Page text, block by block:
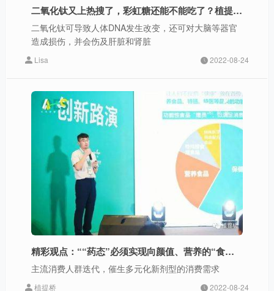
二氧化钛又上热搜了，彩虹糖还能不能吃了？植提桥有话说
二氧化钛可导致人体DNA发生改变，还可对大脑等器官
造成损伤，并会伤及肝脏和肾脏
Lisa 2022-08-24
精彩观点：““药态”必须实现向颜值、营养的“食品态”突破”
主流消费人群迭代，催生多元化新剂型的消费需求
植提桥 2022-08-24